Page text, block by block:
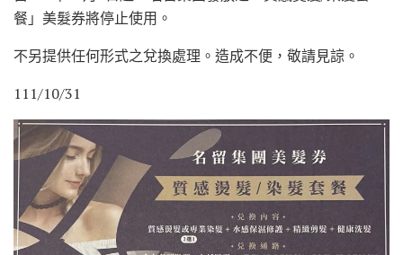
餐」美髮券將停止使用。
不另提供任何形式之兌換處理。造成不便，敬請見諒。
111/10/31